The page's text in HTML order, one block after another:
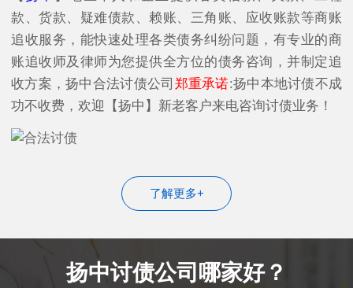
款、货款、疑难债款、赖账、三角账、应收账款等商账
追收服务，能快速处理各类债务纠纷问题，有专业的商
账追收师及律师为您提供全方位的债务咨询，并制定追
收方案，扬中合法讨债公司 郑重承诺:扬中本地讨债不成
功不收费，欢迎【扬中】新老客户来电咨询讨债业务！
了解更多+
扬中讨债公司哪家好？